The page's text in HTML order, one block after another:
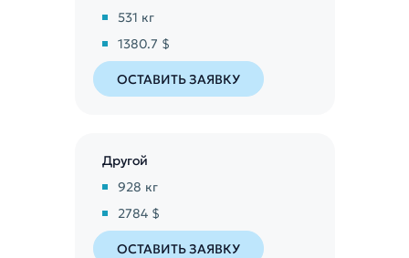
531 кг
1380.7 $
ОСТАВИТЬ ЗАЯВКУ
Другой
928 кг
2784 $
ОСТАВИТЬ ЗАЯВКУ